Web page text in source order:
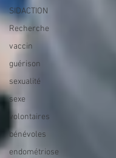
SIDACTION
Recherche
vaccin
guérison
sexualité
sexe
volontaires
bénévoles
endométriose